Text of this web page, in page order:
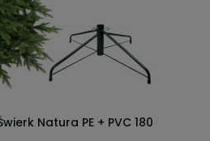
Natura PE + PVC 180